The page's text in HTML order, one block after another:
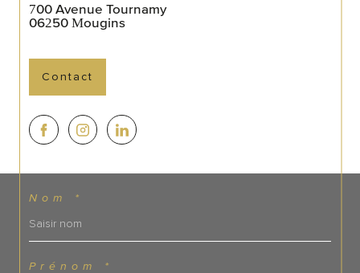
Nom *
Prénom *
700 Avenue Tournamy
06250
Mougins
Contact